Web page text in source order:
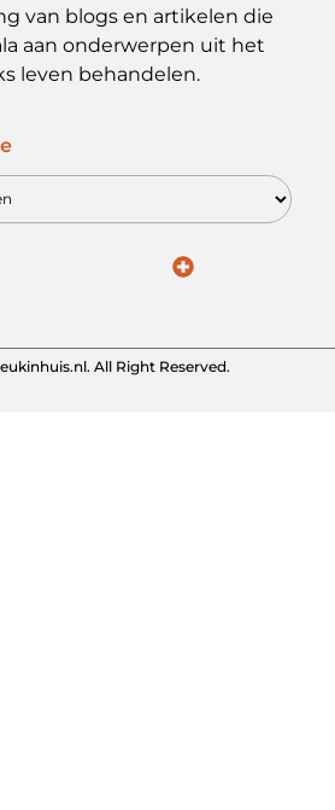
van blogs en artikelen die
aan onderwerpen uit het
leven behandelen.
All Right Reserved.